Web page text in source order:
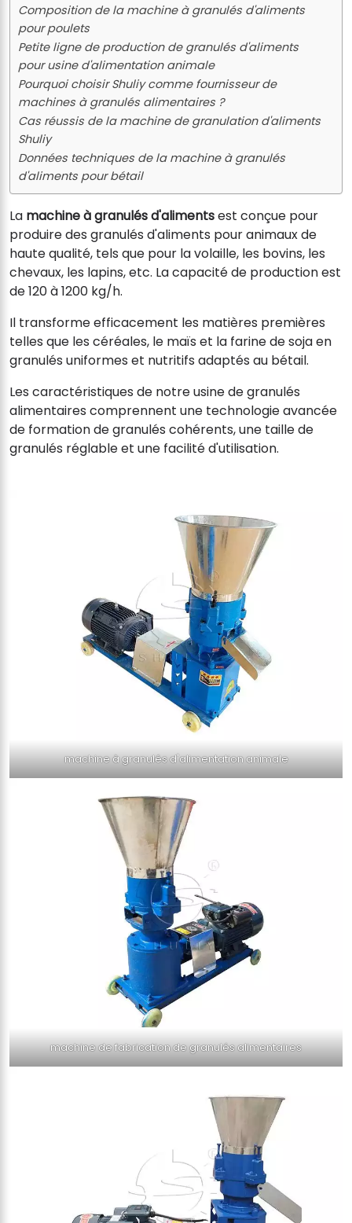
Composition de la machine à granulés d'aliments
pour poulets
Petite ligne de production de granulés d'aliments
pour usine d'alimentation animale
Pourquoi choisir Shuliy comme fournisseur de
machines à granulés alimentaires ?
Cas réussis de la machine de granulation d'aliments
Shuliy
Données techniques de la machine à granulés
d'aliments pour bétail
La machine à granulés d'alimentsest conçue pour
produire des granulés d'aliments pour animaux de
haute qualité, tels que pour la volaille, les bovins, les
chevaux, les lapins, etc. La capacité de production est
de 120 à 1200 kg/h.
Il transforme efficacement les matières premières
telles que les céréales, le maïs et la farine de soja en
granulés uniformes et nutritifs adaptés au bétail.
Les caractéristiques de notre usine de granulés
alimentaires comprennent une technologie avancée
de formation de granulés cohérents, une taille de
granulés réglable et une facilité d'utilisation.
machine à granulés d'alimentation animale
machine de fabrication de granulés alimentaires